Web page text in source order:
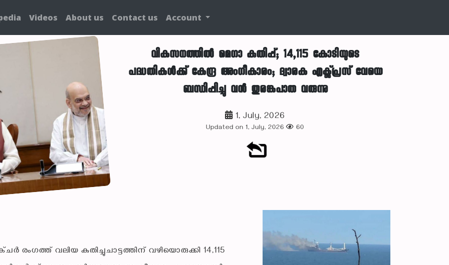
Videos About us Contact us Account
വികസനത്തിൽ മെഗാ കുതിപ്പ്; 14,115 കോടിയുടെ
പദ്ധതികൾക്ക് കേന്ദ്ര അംഗീകാരം; ദ്വാരക എക്സ്പ്രസ് വേയെ
ബന്ധിപ്പിച്ചു വൻ തുരങ്കപാത വരുന്നു
1, July, 2026
Updated on 1, July, 2026 60
വലിയ കുതിച്ചുചാട്ടത്തിന് വഴിയൊരുക്കി 14,115